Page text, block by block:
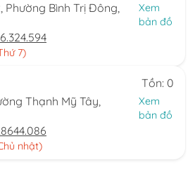
Phường Bình Trị Đông,
Xem
bản đồ
7)
Tồn: 0
Thạnh Mỹ Tây,
Xem
bản đồ
nhật)